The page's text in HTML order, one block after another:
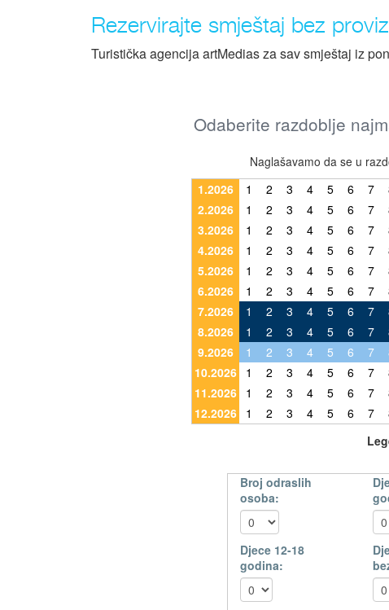
Rezervirajte smještaj bez
Turistička agencija artMedias za sav smještaj iz
Odaberite razdoblje
Naglašavamo da se u
1.2026
1 2 3 4 5 6 7
2.2026
1 2 3 4 5 6 7
3.2026
1 2 3 4 5 6 7
4.2026
1 2 3 4 5 6 7
5.2026
1 2 3 4 5 6 7
6.2026
1 2 3 4 5 6 7
7.2026
1 2 3 4 5 6 7
8.2026
1 2 3 4 5 6 7
9.2026
1 2 3 4 5 6 7
10.2026
1 2 3 4 5 6 7
11.2026
1 2 3 4 5 6 7
12.2026
1 2 3 4 5 6 7
Broj odraslih
osoba:
Djece 12-18
godina: